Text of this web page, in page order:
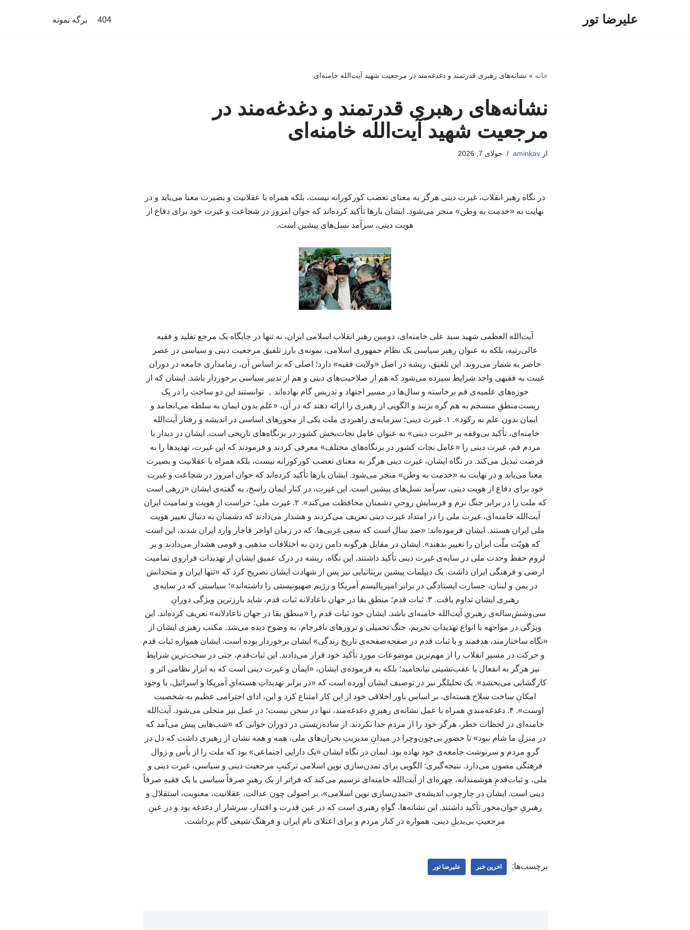
علیرضا تور 404 برگه نمونه
خانه » نشانه‌های رهبری قدرتمند و دغدغه‌مند در مرجعیت شهید آیت‌الله خامنه‌ای
نشانه‌های رهبری قدرتمند و دغدغه‌مند در
مرجعیت شهید آیت‌الله خامنه‌ای
ازaminkav جولای 7, 2026
در نگاه رهبر انقلاب، غیرت دینی هرگز به معنای تعصب کورکورانه نیست، بلکه همراه با عقلانیت و بصیرت معنا می‌یابد و در
نهایت به «خدمت به وطن» منجر می‌شود. ایشان بارها تأکید کرده‌اند که جوان امروز در شجاعت و غیرت خود برای دفاع از
هویت دینی، سرآمد نسل‌های پیشین است.
آیت‌الله العظمی شهید سید علی خامنه‌ای، دومین رهبر انقلاب اسلامی ایران، نه تنها در جایگاه یک مرجع تقلید و فقیه
عالی‌رتبه، بلکه به عنوان رهبر سیاسی یک نظام جمهوری اسلامی، نمونه‌ی بارز تلفیق مرجعیت دینی و سیاسی در عصر
حاضر به شمار می‌روند. این تلفیق، ریشه در اصل «ولایت فقیه» دارد؛ اصلی که بر اساس آن، زمامداری جامعه در دوران
غیبت به فقیهی واجد شرایط سپرده می‌شود که هم از صلاحیت‌های دینی و هم از تدبیر سیاسی برخوردار باشد. ایشان که از
حوزه‌های علمیه‌ی قم برخاسته و سال‌ها در مسیر اجتهاد و تدریس گام نهاده‌اند， توانستند این دو ساحت را در یک
زیست‌منطقِ منسجم به هم گره بزنند و الگویی از رهبری را ارائه دهند که در آن، «علم بدون ایمان به سلطه می‌انجامد و
ایمان بدون علم به رکود». ۱. غیرت دینی؛ سرمایه‌ی راهبردی ملت یکی از محورهای اساسی در اندیشه و رفتار آیت‌الله
خامنه‌ای، تأکید بی‌وقفه بر «غیرت دینی» به عنوان عامل نجات‌بخش کشور در بزنگاه‌های تاریخی است. ایشان در دیدار با
مردم قم، غیرت دینی را «عامل نجات کشور در بزنگاه‌های مختلف» معرفی کردند و فرمودند که این غیرت، تهدیدها را به
فرصت تبدیل می‌کند. در نگاه ایشان، غیرت دینی هرگز به معنای تعصب کورکورانه نیست، بلکه همراه با عقلانیت و بصیرت
معنا می‌یابد و در نهایت به «خدمت به وطن» منجر می‌شود. ایشان بارها تأکید کرده‌اند که جوان امروز در شجاعت و غیرت
خود برای دفاع از هویت دینی، سرآمد نسل‌های پیشین است. این غیرت، در کنار ایمان راسخ، به گفته‌ی ایشان «زرهی است
که ملت را در برابر جنگ نرم و فرسایش روحیِ دشمنان محافظت می‌کند». ۲. غیرت ملی؛ حراست از هویت و تمامیت ایران
آیت‌الله خامنه‌ای، غیرت ملی را در امتداد غیرت دینی تعریف می‌کردند و هشدار می‌دادند که دشمنان به دنبال تغییر هویت
ملی ایران هستند. ایشان فرموده‌اند: «صد سال است که سعی غربی‌ها، که در زمان اواخر قاجار وارد ایران شدند، این است
که هویّت ملّت ایران را تغییر بدهند». ایشان در مقابل هرگونه دامن زدن به اختلافات مذهبی و قومی هشدار می‌دادند و بر
لزوم حفظ وحدت ملی در سایه‌ی غیرت دینی تأکید داشتند. این نگاه، ریشه در درک عمیق ایشان از تهدیدات فراروی تمامیت
ارضی و فرهنگی ایران داشت. یک دیپلمات پیشین بریتانیایی نیز پس از شهادت ایشان تصریح کرد که «تنها ایران و متحدانش
در یمن و لبنان، جسارت ایستادگی در برابر امپریالیسم آمریکا و رژیم صهیونیستی را داشته‌اند»؛ سیاستی که در سایه‌ی
رهبری ایشان تداوم یافت. ۳. ثبات قدم؛ منطق بقا در جهان ناعادلانه ثبات قدم، شاید بارزترین ویژگی دورانِ
سی‌وشش‌ساله‌ی رهبریِ آیت‌الله خامنه‌ای باشد. ایشان خود ثبات قدم را «منطق بقا در جهان ناعادلانه» تعریف کرده‌اند. این
ویژگی در مواجهه با انواع تهدیداتِ تحریم، جنگ تحمیلی و ترورهای نافرجام، به وضوح دیده می‌شد. مکتب رهبری ایشان از
«نگاه ساختارمند، هدفمند و با ثبات قدم در صفحه‌صفحه‌ی تاریخ زندگی» ایشان برخوردار بوده است. ایشان همواره ثبات قدم
و حرکت در مسیر انقلاب را از مهم‌ترین موضوعات مورد تأکید خود قرار می‌دادند. این ثبات‌قدم، حتی در سخت‌ترین شرایط
نیز هرگز به انفعال یا عقب‌نشینی نیانجامید؛ بلکه به فرموده‌ی ایشان، «ایمان و غیرت دینی است که به ابزار نظامی اثر و
کارگشایی می‌بخشد». یک تحلیلگر نیز در توصیف ایشان آورده است که «در برابر تهدیداتِ هسته‌ایِ آمریکا و اسرائیل، با وجود
امکانِ ساخت سلاح هسته‌ای، بر اساس باور اخلاقی خود از این کار امتناع کرد و این، ادای احترامی عظیم به شخصیت
اوست». ۴. دغدغه‌مندیِ همراه با عمل نشانه‌ی رهبریِ دغدغه‌مند، تنها در سخن نیست؛ در عمل نیز متجلی می‌شود. آیت‌الله
خامنه‌ای در لحظات خطر، هرگز خود را از مردم جدا نکردند. از ساده‌زیستی در دوران جوانی که «شب‌هایی پیش می‌آمد که
در منزلِ ما شام نبود» تا حضورِ بی‌چون‌وچرا در میدانِ مدیریتِ بحران‌های ملی، همه و همه نشان از رهبری داشت که دل در
گروِ مردم و سرنوشت جامعه‌ی خود نهاده بود. ایمان در نگاه ایشان «یک دارایی اجتماعی» بود که ملت را از یأس و زوال
فرهنگی مصون می‌دارد. نتیجه‌گیری: الگویی برای تمدن‌سازی نوین اسلامی ترکیبِ مرجعیت دینی و سیاسی، غیرت دینی و
ملی، و ثبات‌قدمِ هوشمندانه، چهره‌ای از آیت‌الله خامنه‌ای ترسیم می‌کند که فراتر از یک رهبرِ صرفاً سیاسی یا یک فقیهِ صرفاً
دینی است. ایشان در چارچوب اندیشه‌ی «تمدن‌سازی نوین اسلامی»، بر اصولی چون عدالت، عقلانیت، معنویت، استقلال و
رهبریِ جوان‌محور تأکید داشتند. این نشانه‌ها، گواهِ رهبری است که در عین قدرت و اقتدار، سرشار از دغدغه بود و در عینِ
مرجعیتِ بی‌بدیلِ دینی، همواره در کنار مردم و برای اعتلای نام ایران و فرهنگ شیعی گام برداشت.
برچسب‌ها: اخرین خبر علیرضا تور